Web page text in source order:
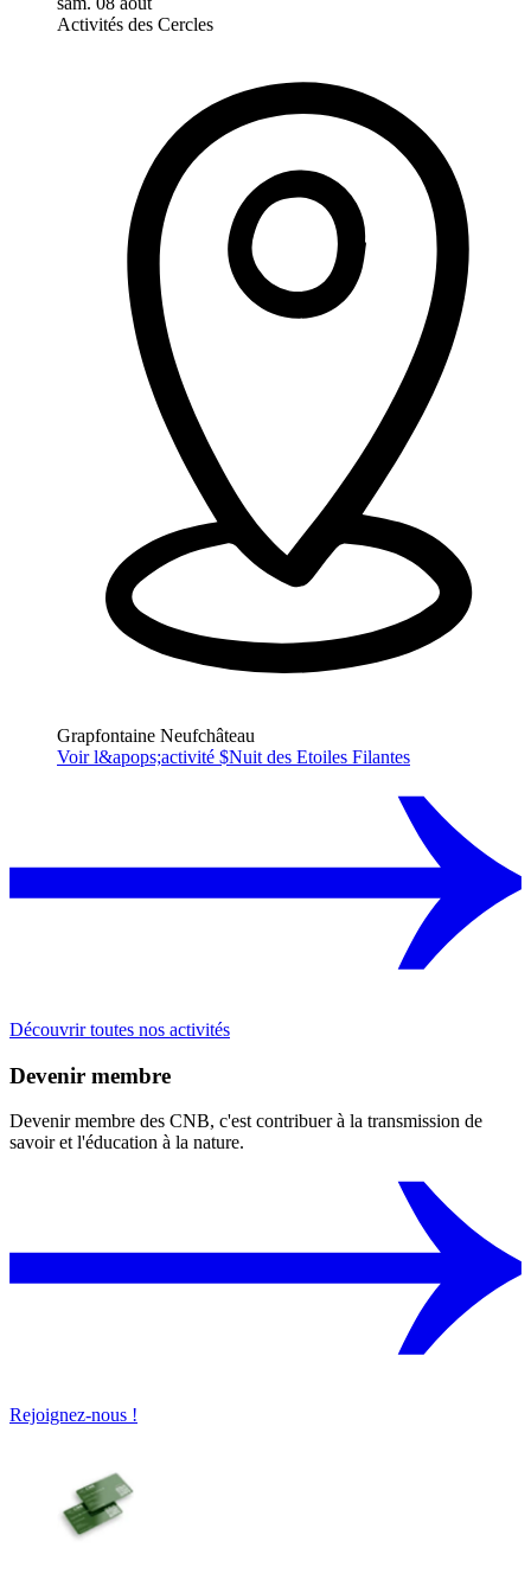
Activités des Cercles
Grapfontaine Neufchâteau
Voir l&apops;activité $Nuit des Etoiles Filantes
Découvrir toutes nos activités
Devenir membre
Devenir membre des CNB, c'est contribuer à la transmission de
savoir et l'éducation à la nature.
Rejoignez-nous !